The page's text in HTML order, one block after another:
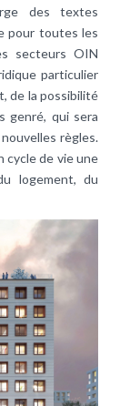
des textes
pour toutes les
secteurs OIN
particulier
de la possibilité
genré, qui sera
règles.
cycle de vie une
logement, du